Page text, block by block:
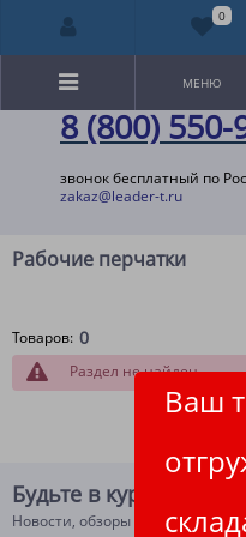
8 (800) 550-
звонок бесплатный по
zakaz@leader-t.ru
Ваш
МЕНЮ
Рабочие перчатки
Товаров: 0
Раздел не найден
Будьте в курсе!
Новости, обзоры и акции
0